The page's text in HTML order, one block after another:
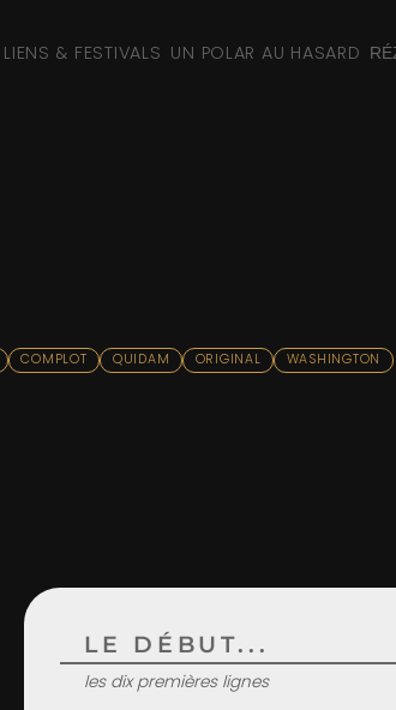
LIENS & FESTIVALS UN POLAR AU HASARD
COMPLOT QUIDAM ORIGINAL
WASHINGTON
LE DÉBUT...
les dix premières lignes